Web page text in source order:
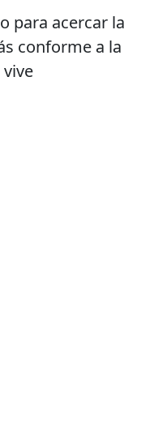
para acercar la
conforme a la